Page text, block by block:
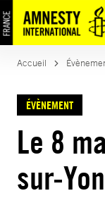
Accueil
ÉVÈNEMENT
Le 8
sur-Yon